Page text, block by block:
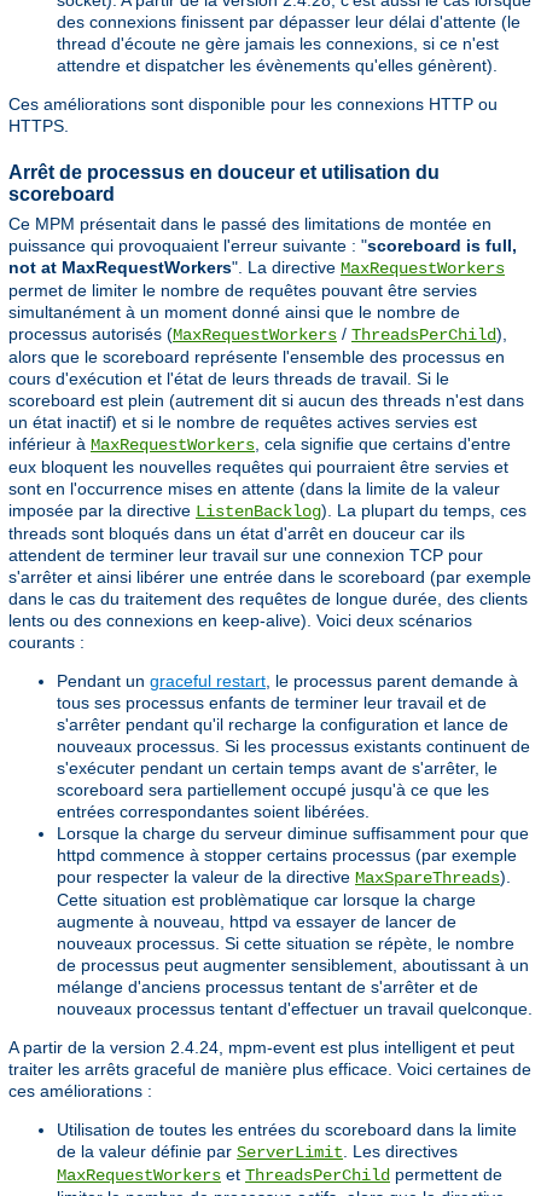
des connexions finissent par dépasser leur délai d'attente (le
thread d'écoute ne gère jamais les connexions, si ce n'est
attendre et dispatcher les évènements qu'elles génèrent).
Ces améliorations sont disponible pour les connexions HTTP ou
HTTPS.
Arrêt de processus en douceur et utilisation du
scoreboard
Ce MPM présentait dans le passé des limitations de montée en
puissance qui provoquaient l'erreur suivante : "scoreboard is full,
not at MaxRequestWorkers". La directive MaxRequestWorkers
permet de limiter le nombre de requêtes pouvant être servies
simultanément à un moment donné ainsi que le nombre de
processus autorisés (MaxRequestWorkers / ThreadsPerChild),
alors que le scoreboard représente l'ensemble des processus en
cours d'exécution et l'état de leurs threads de travail. Si le
scoreboard est plein (autrement dit si aucun des threads n'est dans
un état inactif) et si le nombre de requêtes actives servies est
inférieur à MaxRequestWorkers , cela signifie que certains d'entre
eux bloquent les nouvelles requêtes qui pourraient être servies et
sont en l'occurrence mises en attente (dans la limite de la valeur
imposée par la directive ListenBacklog). La plupart du temps, ces
threads sont bloqués dans un état d'arrêt en douceur car ils
attendent de terminer leur travail sur une connexion TCP pour
s'arrêter et ainsi libérer une entrée dans le scoreboard (par exemple
dans le cas du traitement des requêtes de longue durée, des clients
lents ou des connexions en keep-alive). Voici deux scénarios
courants :
Pendant un graceful restart , le processus parent demande à
tous ses processus enfants de terminer leur travail et de
s'arrêter pendant qu'il recharge la configuration et lance de
nouveaux processus. Si les processus existants continuent de
s'exécuter pendant un certain temps avant de s'arrêter, le
scoreboard sera partiellement occupé jusqu'à ce que les
entrées correspondantes soient libérées.
Lorsque la charge du serveur diminue suffisamment pour que
httpd commence à stopper certains processus (par exemple
pour respecter la valeur de la directive MaxSpareThreads).
Cette situation est problèmatique car lorsque la charge
augmente à nouveau, httpd va essayer de lancer de
nouveaux processus. Si cette situation se répète, le nombre
de processus peut augmenter sensiblement, aboutissant à un
mélange d'anciens processus tentant de s'arrêter et de
nouveaux processus tentant d'effectuer un travail quelconque.
A partir de la version 2.4.24, mpm-event est plus intelligent et peut
traiter les arrêts graceful de manière plus efficace. Voici certaines de
ces améliorations :
Utilisation de toutes les entrées du scoreboard dans la limite
de la valeur définie par ServerLimit . Les directives
MaxRequestWorkers et ThreadsPerChild permettent de